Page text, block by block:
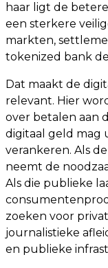
haar ligt de
een sterkere
markten,
tokenized bank
Dat maakt de
relevant. Hier
over betalen aan
digitaal geld mag
verankeren. Als
neemt de
Als die publieke
zoeken voor
journalistieke
en publieke